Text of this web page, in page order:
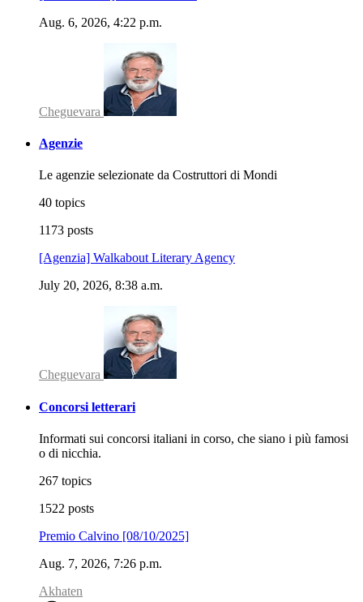
Aug. 6, 2026, 4:22 p.m.
Cheguevara
Agenzie
Le agenzie selezionate da Costruttori di Mondi
40 topics
1173 posts
[Agenzia] Walkabout Literary Agency
July 20, 2026, 8:38 a.m.
Cheguevara
Concorsi letterari
Informati sui concorsi italiani in corso, che siano i più famosi
o di nicchia.
267 topics
1522 posts
Premio Calvino [08/10/2025]
Aug. 7, 2026, 7:26 p.m.
Akhaten